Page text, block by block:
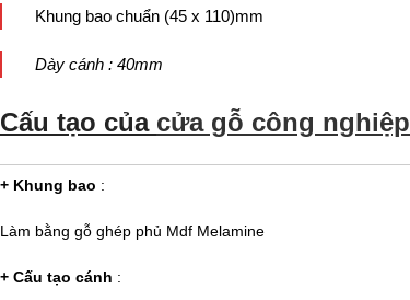
Khung bao chuẩn (45 x 110)mm
Dày cánh : 40mm
Cấu tạo của cửa gỗ công
+ Khung bao :
Làm bằng gỗ ghép phủ Mdf Melamine
+ Cấu tạo cánh :